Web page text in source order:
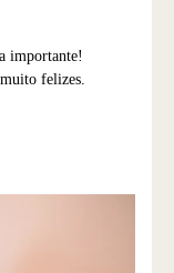
importante!
felizes.